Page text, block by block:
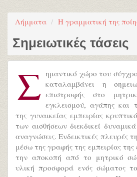
Λήμματα Η γραμματική της
Σημειωτικές τάσεις
Σ ημαντικό χώρο του
καταλαμβάνει η
επιστροφής στο
εγκλεισμού, αγάπης
της γυναικείας εμπειρίας
των αισθήσεων διεκδικεί
αναγνώσεις. Ενδεικτικές πλευρές
μέσω της γραφής της εμπειρίας
την αποκοπή από το μητρικό
υλική προσφορά ενός σώματος